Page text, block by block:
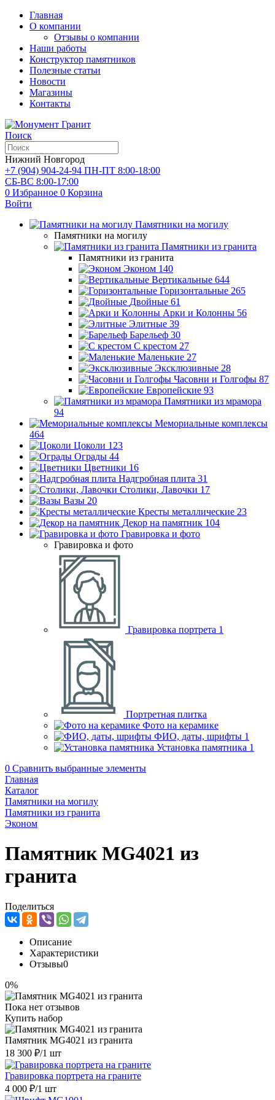
Главная
О компании
Отзывы о компании
Наши работы
Конструктор памятников
Полезные статьи
Новости
Магазины
Контакты
Поиск
Нижний Новгород
+7 (904) 904-24-94 ПН-ПТ 8:00-18:00
СБ-ВС 8:00-17:00
0 Избранное 0 Корзина
Войти
Памятники на могилу
Памятники на могилу
Памятники из гранита
Памятники из гранита
Эконом 140
Вертикальные 644
Горизонтальные 265
Двойные 61
Арки и Колонны 56
Элитные 39
Барельеф 30
С крестом 27
Маленькие 27
Эксклюзивные 28
Часовни и Голгофы 87
Европейские 93
Памятники из мрамора
94
Мемориальные комплексы
464
Цоколи 123
Ограды 44
Цветники 16
Надгробная плита 31
Столики, Лавочки 17
Вазы 20
Кресты металлические 23
Декор на памятник 104
Гравировка и фото
Гравировка и фото
Гравировка портрета 1
Портретная плитка
Фото на керамике
ФИО, даты, шрифты 1
Установка памятника 1
0 Сравнить выбранные элементы
Главная
Каталог
Памятники на могилу
Памятники из гранита
Эконом
Памятник MG4021 из
гранита
Поделиться
Описание
Характеристики
Отзывы0
0%
Пока нет отзывов
Купить набор
Памятник MG4021 из гранита
18 300 ₽/1 шт
Гравировка портрета на граните
4 000 ₽/1 шт